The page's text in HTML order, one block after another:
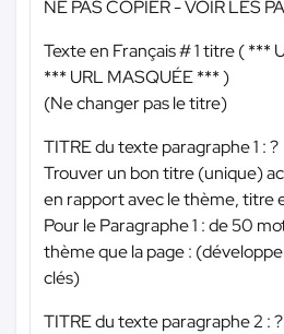
NE PAS COPIER - VOIR LES
Texte en Français # 1 titre (***
*** URL MASQUÉE ***)
(Ne changer pas le titre)
TITRE du texte paragraphe 1 : ?
Trouver un bon titre (unique)
en rapport avec le thème, titre
Pour le Paragraphe 1 : de 50
thème que la page :
clés)
TITRE du texte paragraphe 2 : ?